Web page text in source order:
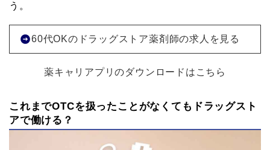
う。
60代OKのドラッグストア薬剤師の求人を見る
薬キャリアプリのダウンロードはこちら
これまでOTCを扱ったことがなくてもドラッグスト
アで働ける？